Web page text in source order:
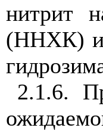
нитрит
(ННХК) и
2.1.6.